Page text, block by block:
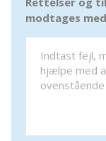
modtages